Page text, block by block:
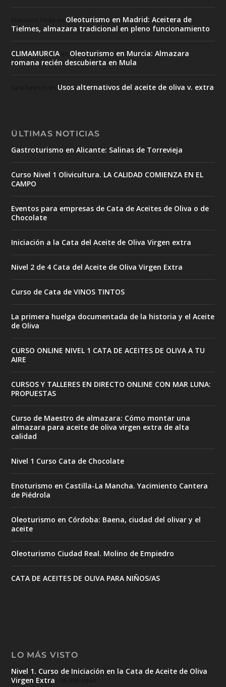
Oleoturismo en Madrid: Aceitera de
Tielmes, almazara tradicional en pleno funcionamiento
CLIMAMURCIA
Oleoturismo en Murcia: Almazara
romana recién descubierta en Mula
Usos alternativos del aceite de oliva v. extra
ÚLTIMAS NOTICIAS
Gastroturismo en Alicante: Salinas de Torrevieja
Curso Nivel 1 Olivicultura. LA CALIDAD COMIENZA EN EL
CAMPO
Eventos para empresas de Cata de Aceites de Oliva o de
Chocolate
Iniciación a la Cata del Aceite de Oliva Virgen extra
Nivel 2 de 4 Cata del Aceite de Oliva Virgen Extra
Curso de Cata de VINOS TINTOS
La primera huelga documentada de la historia y el Aceite
de Oliva
CURSO ONLINE NIVEL 1 CATA DE ACEITES DE OLIVA A TU
AIRE
CURSOS Y TALLERES EN DIRECTO ONLINE CON MAR LUNA:
PROPUESTAS
Curso de Maestro de almazara: Cómo montar una
almazara para aceite de oliva virgen extra de alta
calidad
Nivel 1 Curso Cata de Chocolate
Enoturismo en Castilla-La Mancha. Yacimiento Cantera
de Piédrola
Oleoturismo en Córdoba: Baena, ciudad del olivar y el
aceite
Oleoturismo Ciudad Real. Molino de Empiedro
CATA DE ACEITES DE OLIVA PARA NIÑOS/AS
LO MÁS VISTO
Nivel 1. Curso de Iniciación en la Cata de Aceite de Oliva
Virgen Extra